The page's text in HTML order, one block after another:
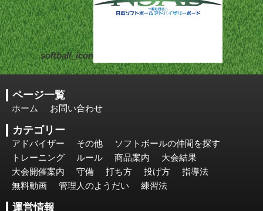
softball_icon
ページ一覧
ホーム お問い合わせ
カテゴリー
アドバイザー その他
ソフトボールの仲間を探す
トレーニング
ルール 商品案内
大会結果
大会開催案内
守備 打ち方 投げ方
指導法
無料動画
管理人のようだい 練習法
運営情報